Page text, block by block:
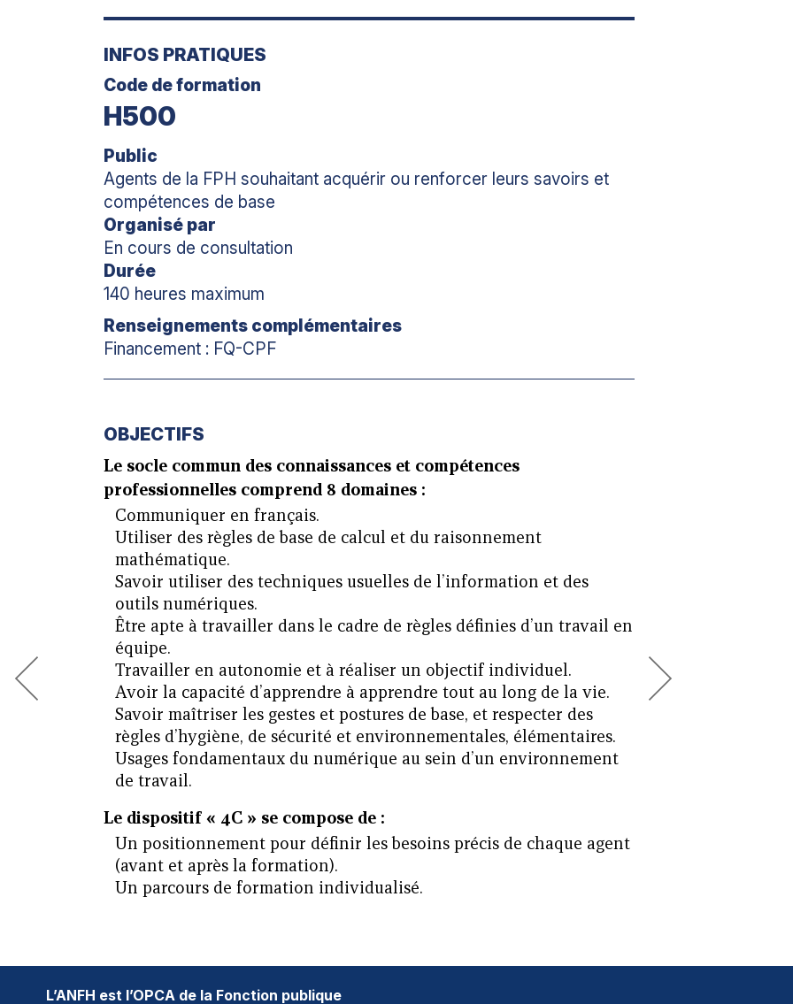
INFOS PRATIQUES
Code de formation
H500
Public
Agents de la FPH souhaitant acquérir ou renforcer leurs savoirs et
compétences de base
Organisé par
En cours de consultation
Durée
140 heures maximum
Renseignements complémentaires
Financement : FQ-CPF
OBJECTIFS
Le socle commun des connaissances et compétences
professionnelles comprend 8 domaines :
Communiquer en français.
Utiliser des règles de base de calcul et du raisonnement
mathématique.
Savoir utiliser des techniques usuelles de l’information et des
outils numériques.
Être apte à travailler dans le cadre de règles définies d’un travail en
équipe.
Travailler en autonomie et à réaliser un objectif individuel.
Avoir la capacité d’apprendre à apprendre tout au long de la vie.
Savoir maîtriser les gestes et postures de base, et respecter des
règles d’hygiène, de sécurité et environnementales, élémentaires.
Usages fondamentaux du numérique au sein d’un environnement
de travail.
Le dispositif « 4C » se compose de :
Un positionnement pour définir les besoins précis de chaque agent
(avant et après la formation).
Un parcours de formation individualisé.
L’ANFH est l’OPCA de la Fonction publique